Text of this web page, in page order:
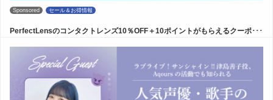
Sponsored セール＆お得情報
PerfectLensのコンタクトレンズ10％OFF＋10ポイントがもらえるクーポ･･･